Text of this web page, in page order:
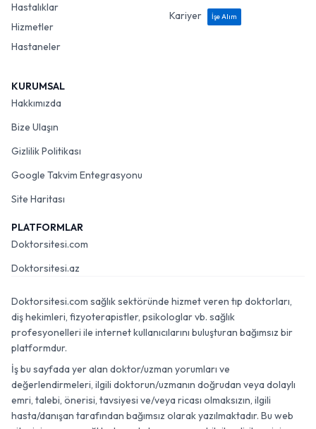
Hastalıklar
Hizmetler
Hastaneler
Kariyer
İşe Alım
KURUMSAL
Hakkımızda
Bize Ulaşın
Gizlilik Politikası
Google Takvim Entegrasyonu
Site Haritası
PLATFORMLAR
Doktorsitesi.com
Doktorsitesi.az
Doktorsitesi.com sağlık sektöründe hizmet veren tıp doktorları,
diş hekimleri, fizyoterapistler, psikologlar vb. sağlık
profesyonelleri ile internet kullanıcılarını buluşturan bağımsız bir
platformdur.
İş bu sayfada yer alan doktor/uzman yorumları ve
değerlendirmeleri, ilgili doktorun/uzmanın doğrudan veya dolaylı
emri, talebi, önerisi, tavsiyesi ve/veya ricası olmaksızın, ilgili
hasta/danışan tarafından bağımsız olarak yazılmaktadır. Bu web